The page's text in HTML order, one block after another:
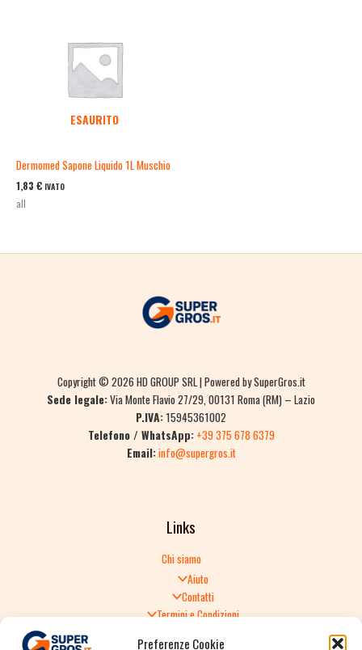
Preferenze Cookie
ESAURITO
Dermomed Sapone Liquido 1L Muschio
1,83 € IVATO
all
Copyright © 2026 HD GROUP SRL | Powered by SuperGros.it
Sede legale:Via Monte Flavio 27/29, 00131 Roma (RM) – Lazio
P.IVA:15945361002
Telefono / WhatsApp: +39 375 678 6379
Email:info@supergros.it
Links
Chi siamo
Aiuto
Contatti
Termini e Condizioni